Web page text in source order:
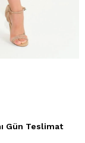
Gün Teslimat